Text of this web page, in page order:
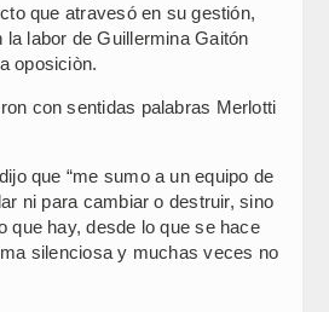
que atravesó en su gestión,
la labor de Guillermina Gaitón
oposiciòn.
con sentidas palabras Merlotti
que “me sumo a un equipo de
ni para cambiar o destruir, sino
que hay, desde lo que se hace
silenciosa y muchas veces no